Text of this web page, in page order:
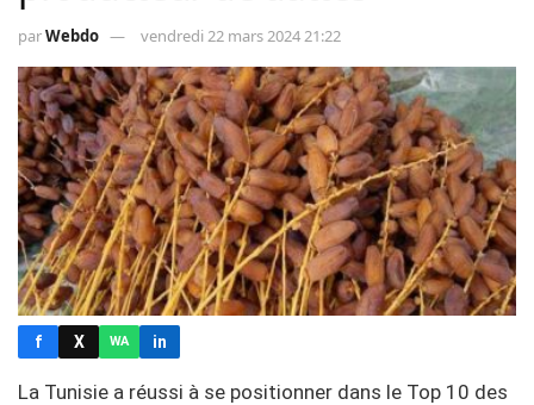
parWebdo vendredi 22 mars 2024 21:22
f X WA in
La Tunisie a réussi à se positionner dans le Top 10 des